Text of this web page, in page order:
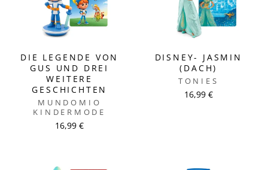
DIE LEGENDE VON
GUS UND DREI
WEITERE
GESCHICHTEN
MUNDOMIO
KINDERMODE
16,99 €
DISNEY- JASMIN
(DACH)
TONIES
16,99 €